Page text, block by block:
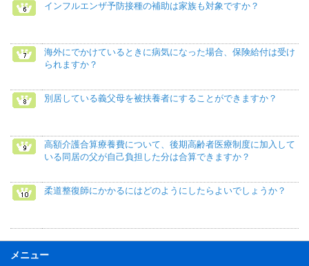
インフルエンザ予防接種の補助は家族も対象ですか？
海外にでかけているときに病気になった場合、保険給付は受け
られますか？
別居している義父母を被扶養者にすることができますか？
高額介護合算療養費について、後期高齢者医療制度に加入して
いる同居の父が自己負担した分は合算できますか？
柔道整復師にかかるにはどのようにしたらよいでしょうか？
メニュー